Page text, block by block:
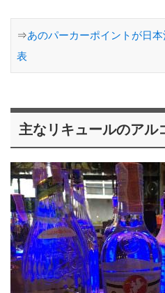
⇒あのパーカーポイントが日
表
主なリキュールのアル